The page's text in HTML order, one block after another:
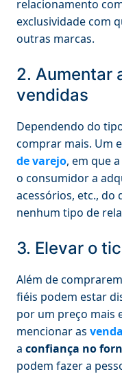
relacionamento
exclusividade com
outras marcas.
2. Aumentar
vendidas
Dependendo do
comprar mais. Um
de varejo, em que
o consumidor a
acessórios, etc., do
nenhum tipo de
3. Elevar o
Além de
fiéis podem estar
por um preço mais
mencionar as
a confiança no
podem fazer a